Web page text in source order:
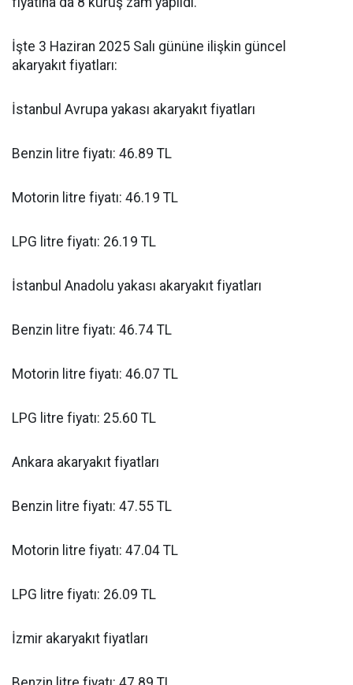
İşte 3 Haziran 2025 Salı gününe ilişkin güncel
akaryakıt fiyatları:
İstanbul Avrupa yakası akaryakıt fiyatları
Benzin litre fiyatı: 46.89 TL
Motorin litre fiyatı: 46.19 TL
LPG litre fiyatı: 26.19 TL
İstanbul Anadolu yakası akaryakıt fiyatları
Benzin litre fiyatı: 46.74 TL
Motorin litre fiyatı: 46.07 TL
LPG litre fiyatı: 25.60 TL
Ankara akaryakıt fiyatları
Benzin litre fiyatı: 47.55 TL
Motorin litre fiyatı: 47.04 TL
LPG litre fiyatı: 26.09 TL
İzmir akaryakıt fiyatları